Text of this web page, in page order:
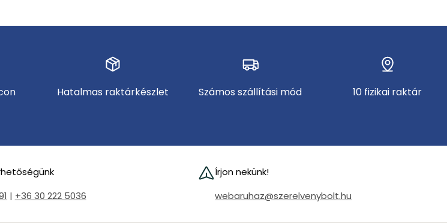
Hatalmas raktárkészlet Számos szállítási mód 10 fizikai raktár
| +36 30 222 5036
Írjon nekünk!
webaruhaz@szerelvenybolt.hu